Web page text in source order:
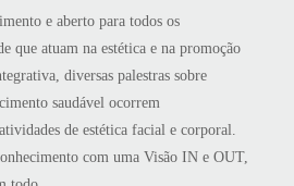
e aberto para todos os
que atuam na estética e na promoção
diversas palestras sobre
saudável ocorrem
de estética facial e corporal.
com uma Visão IN e OUT,